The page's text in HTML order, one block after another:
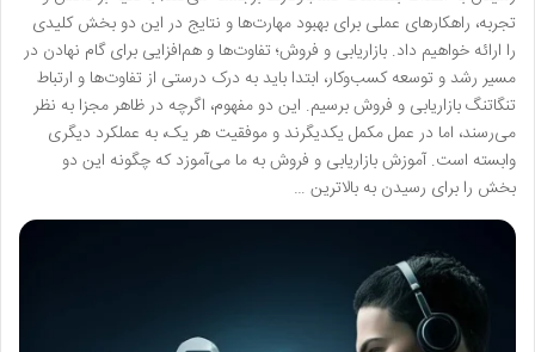
تجربه، راهکارهای عملی برای بهبود مهارت‌ها و نتایج در این دو بخش کلیدی
را ارائه خواهیم داد. بازاریابی و فروش؛ تفاوت‌ها و هم‌افزایی برای گام نهادن در
مسیر رشد و توسعه کسب‌وکار، ابتدا باید به درک درستی از تفاوت‌ها و ارتباط
تنگاتنگ بازاریابی و فروش برسیم. این دو مفهوم، اگرچه در ظاهر مجزا به نظر
می‌رسند، اما در عمل مکمل یکدیگرند و موفقیت هر یک، به عملکرد دیگری
وابسته است. آموزش بازاریابی و فروش به ما می‌آموزد که چگونه این دو
بخش را برای رسیدن به بالاترین …